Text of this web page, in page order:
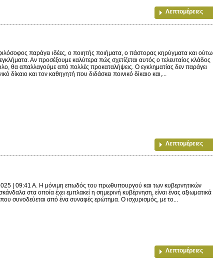
Λεπτομέρειες
παράγει ιδέες, ο ποιητής ποιήματα, ο πάστορας κηρύγματα και ούτω
Αν προσέξουμε καλύτερα πώς σχετίζεται αυτός ο τελευταίος κλάδος
θα απαλλαγούμε από πολλές προκαταλήψεις. Ο εγκληματίας δεν παράγει
δίκαιο και τον καθηγητή που διδάσκει ποινικό δίκαιο και,...
Λεπτομέρειες
| 09:41 Α. Η μόνιμη επωδός του πρωθυπουργού και των κυβερνητικών
στα οποία έχει εμπλακεί η σημερινή κυβέρνηση, είναι ένας αξιωματικά
συνοδεύεται από ένα συναφές ερώτημα. Ο ισχυρισμός, με το...
Λεπτομέρειες